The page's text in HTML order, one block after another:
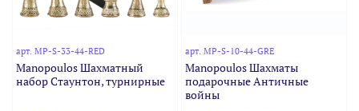
арт.MP-S-33-44-RED
Manopoulos Шахматный
набор Стаунтон, турнирные
арт. MP-S-10-44-GRE
Manopoulos Шахматы
подарочные Античные
войны